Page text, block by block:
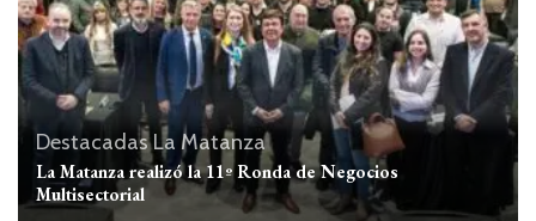
Destacadas La Matanza
La Matanza realizó la 11º Ronda de Negocios
Multisectorial